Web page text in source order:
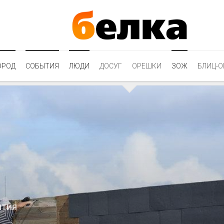
СОБЫТИЯ ЛЮДИ ДОСУГ ОРЕШКИ ЗОЖ БЛИЦ-